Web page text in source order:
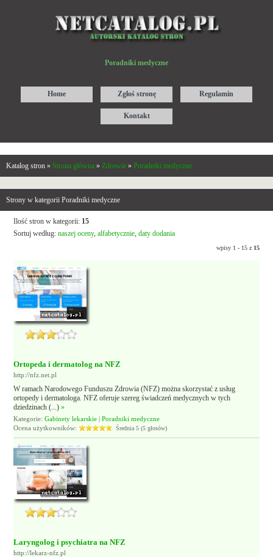
Poradniki medyczne
Home Zgłoś stronę Regulamin
Kontakt
Katalog stron » Strona główna » Zdrowie » Poradniki medyczne
Strony w kategorii Poradniki medyczne
Ilość stron w kategorii: 15
Sortuj według:naszej oceny,alfabetycznie ,daty dodania
wpisy 1 - 15 z 15
Ortopeda i dermatolog na NFZ
http://nfz.net.pl
W ramach Narodowego Funduszu Zdrowia (NFZ) można skorzystać z usług
ortopedy i dermatologa. NFZ oferuje szereg świadczeń medycznych w tych
dziedzinach (...)»
Kategorie:Gabinety lekarskie |Poradniki medyczne
Ocena użytkowników:
Średnia 5 (5 głosów)
Laryngolog i psychiatra na NFZ
http://lekarz-nfz.pl